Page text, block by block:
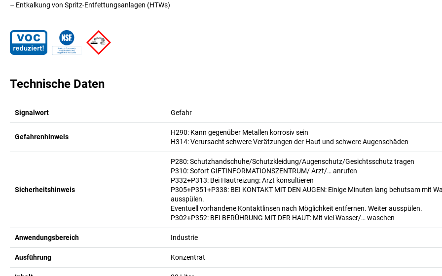
– Entkalkung von Spritz-Entfettungsanlagen (HTWs)
Technische Daten
Signalwort Gefahr
Gefahrenhinweis
H290: Kann gegenüber Metallen korrosiv sein
H314: Verursacht schwere Verätzungen der Haut und schwere Augenschäden
Sicherheitshinweis
P280: Schutzhandschuhe/Schutzkleidung/Augenschutz/Gesichtsschutz tragen
P310: Sofort GIFTINFORMATIONSZENTRUM/ Arzt/… anrufen
P332+P313: Bei Hautreizung: Arzt konsultieren
P305+P351+P338: BEI KONTAKT MIT DEN AUGEN: Einige Minuten lang behutsam mit
ausspülen.
Eventuell vorhandene Kontaktlinsen nach Möglichkeit entfernen. Weiter ausspülen.
P302+P352: BEI BERÜHRUNG MIT DER HAUT: Mit viel Wasser/… waschen
Anwendungsbereich Industrie
Ausführung Konzentrat